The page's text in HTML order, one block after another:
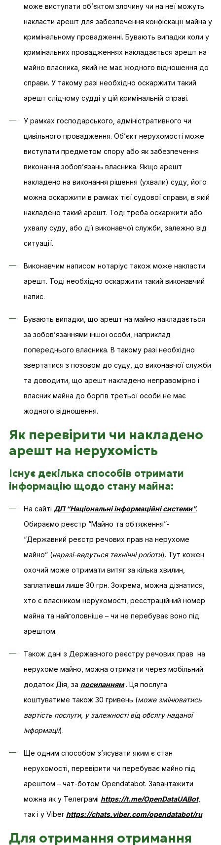
може виступати об’єктом злочину чи на неї можуть
накласти арешт для забезпечення конфіскації майна у
кримінальному провадженні. Бувають випадки коли у
кримінальних провадженнях накладається арешт на
майно власника, який не має жодного відношення до
справи. У такому разі необхідно оскаржити такий
арешт слідчому судді у цій кримінальній справі.
У рамках господарського, адміністративного чи
цивільного провадження. Об’єкт нерухомості може
виступати предметом спору або як забезпечення
виконання зобов’язань власника. Якщо арешт
накладено на виконання рішення (ухвали) суду, його
можна оскаржити в рамках тієї судової справи, в якій
накладено такий арешт. Тоді треба оскаржити або
ухвалу суду, або дії виконавчої служби, залежно від
ситуації.
Виконавчим написом нотаріус також може накласти
арешт. Тоді необхідно оскаржити такий виконавчий
напис.
Бувають випадки, що арешт на майно накладається
за зобов’язаннями іншої особи, наприклад
попереднього власника. В такому разі необхідно
звертатися з позовом до суду, до виконавчої служби
та доводити, що арешт накладено неправомірно і
власник майна до боргів третьої особи не має
жодного відношення.
Як перевірити чи накладено
арешт на нерухомість
Існує декілька способів отримати
інформацію щодо стану майна:
На сайті ДП “Національні інформаційні системи”.
Обираємо реєстр “Майно та обтяження”-
“Державний реєстр речових прав на нерухоме
майно” (наразі-ведуться технічні роботи). Тут кожен
охочий може отримати витяг за кілька хвилин,
заплативши лише 30 грн. Зокрема, можна дізнатися,
хто є власником нерухомості, реєстраційний номер
майна та найголовніше – чи не перебуває воно під
арештом.
Також дані з Державного реєстру речових прав на
нерухоме майно, можна отримати через мобільний
додаток Дія, за посиланням. Ця послуга
коштуватиме також 30 гривень (може змінюватись
вартість послуги, у залежності від обсягу наданої
інформації).
Ще одним способом з’ясувати яким є стан
нерухомості, перевірити чи перебуває майно під
арештом – чат-ботом Opendatabot. Завантажити
можна як у Телеграмі https://t.me/OpenDataUABot,
так і у Viber https://chats.viber.com/opendatabot/ru
Для отримання отримання